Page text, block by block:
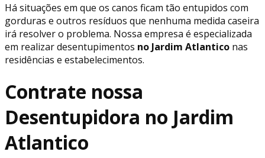
Há situações em que os canos ficam tão entupidos com
gorduras e outros resíduos que nenhuma medida caseira
irá resolver o problema. Nossa empresa é especializada
em realizar desentupimentos no Jardim Atlantico nas
residências e estabelecimentos.
Contrate nossa
Desentupidora no Jardim
Atlantico